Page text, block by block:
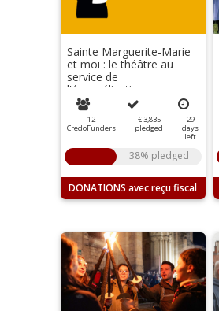
Sainte Marguerite-Marie
et moi : le théâtre au
service de
l'évangélisation
12
CredoFunders
€ 3,835
pledged
29
days
left
38% pledged
DONATIONS